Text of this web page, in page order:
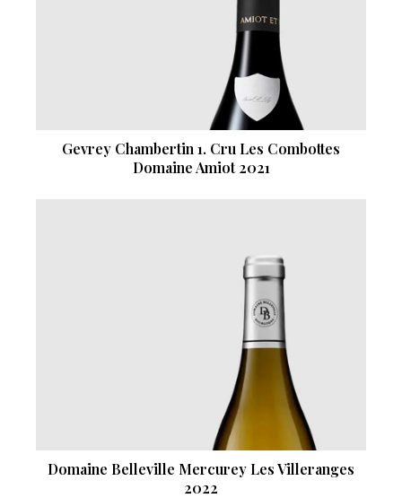
Gevrey Chambertin 1. Cru Les Combottes
Domaine Amiot 2021
Domaine Belleville Mercurey Les Villeranges
2022